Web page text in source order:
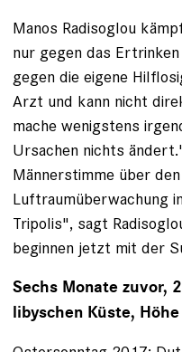
Manos Radisoglou
nur gegen das
gegen die eigene
Arzt und kann nicht
mache wenigstens
Ursachen nichts
Männerstimme über
Luftraumüberwachung
Tripolis", sagt
beginnen jetzt mit der
Sechs Monate zuvor,
libyschen Küste,